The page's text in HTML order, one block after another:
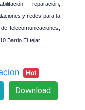
reparación,
y redes para la
telecomunicaciones,
Barrio El tejar.
Hot
Download